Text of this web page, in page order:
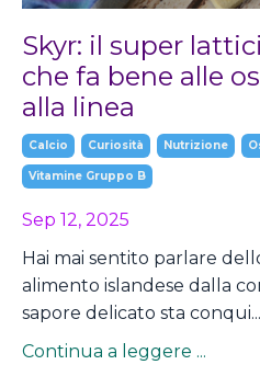
Skyr: il super
che fa bene alle
alla linea
Calcio Curiosità Nutrizione
Vitamine Gruppo B
Sep 12, 2025
Hai mai sentito parlare
alimento islandese dalla
sapore delicato sta conqui...
Continua a leggere ...